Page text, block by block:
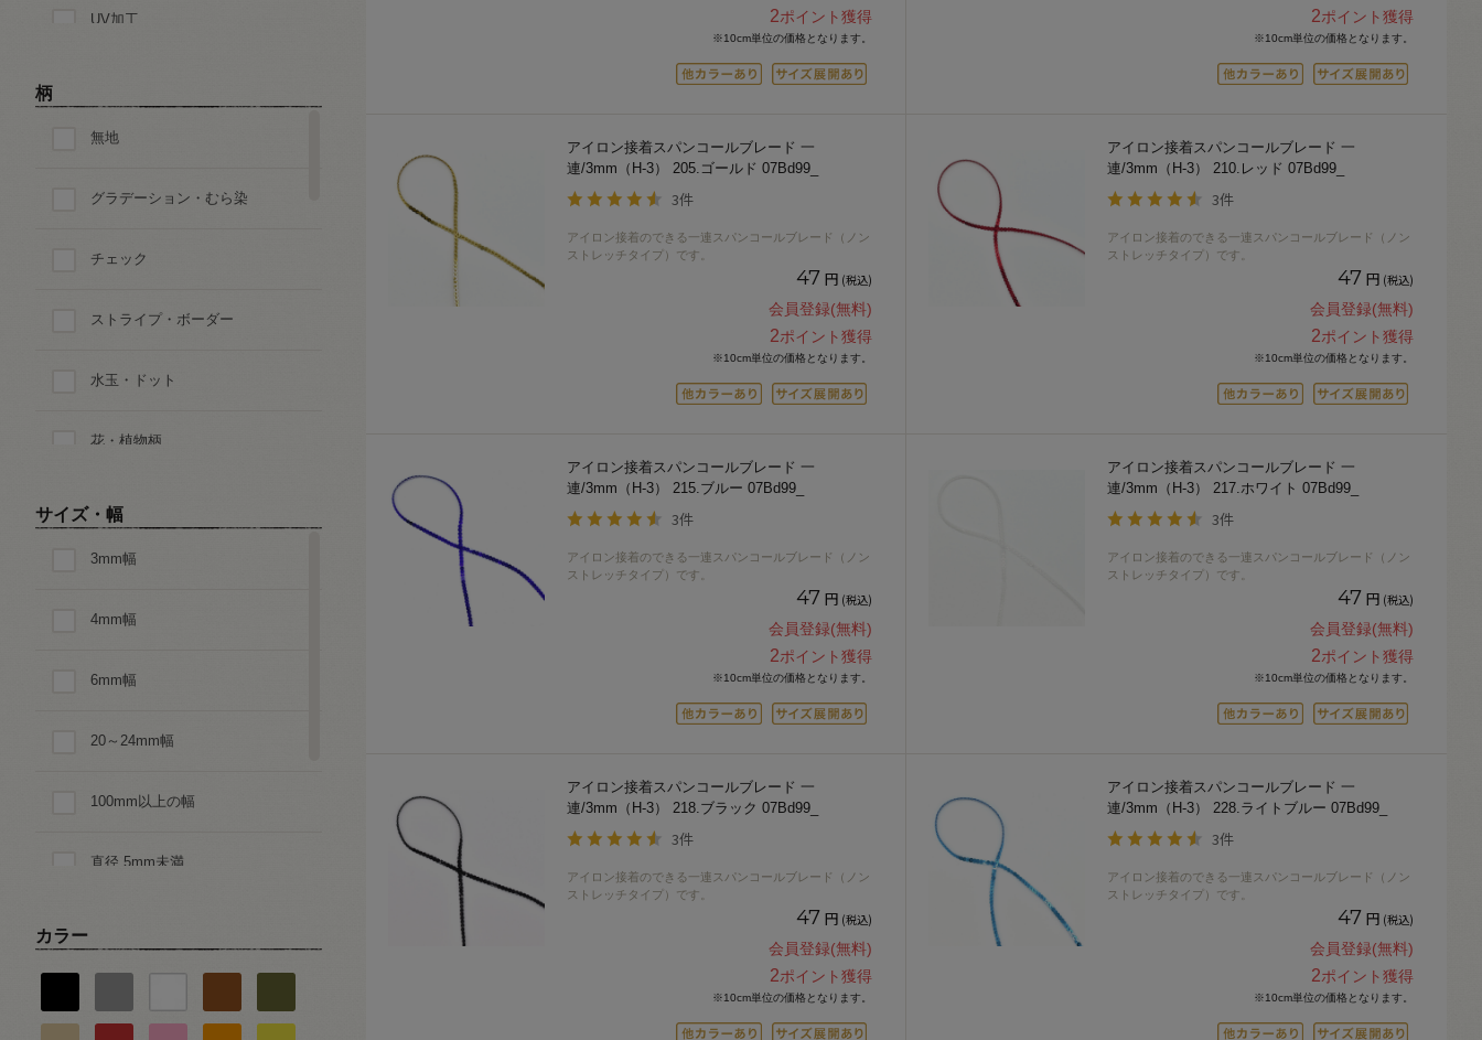
UV加工
柄
無地
グラデーション・むら染
チェック
ストライプ・ボーダー
水玉・ドット
花・植物柄
迷彩・アニマルパターン
ダイヤ・スクエア・幾何学
星・月・宇宙
動物・生き物・恐竜柄
乗り物
ピアノ・音楽
サイズ・幅
3mm幅
4mm幅
6mm幅
20～24mm幅
100mm以上の幅
直径 5mm未満
カラー
2ポイント獲得
※10cm単位の価格となります。
2ポイント獲得
※10cm単位の価格となります。
アイロン接着スパンコールブレード 一
連/3mm（H-3） 205.ゴールド 07Bd99_
3件
アイロン接着のできる一連スパンコールブレード（ノン
ストレッチタイプ）です。
47 円 (税込)
会員登録(無料)
2ポイント獲得
※10cm単位の価格となります。
アイロン接着スパンコールブレード 一
連/3mm（H-3） 210.レッド 07Bd99_
3件
アイロン接着のできる一連スパンコールブレード（ノン
ストレッチタイプ）です。
47 円 (税込)
会員登録(無料)
2ポイント獲得
※10cm単位の価格となります。
アイロン接着スパンコールブレード 一
連/3mm（H-3） 215.ブルー 07Bd99_
3件
アイロン接着のできる一連スパンコールブレード（ノン
ストレッチタイプ）です。
47 円 (税込)
会員登録(無料)
2ポイント獲得
※10cm単位の価格となります。
アイロン接着スパンコールブレード 一
連/3mm（H-3） 217.ホワイト 07Bd99_
3件
アイロン接着のできる一連スパンコールブレード（ノン
ストレッチタイプ）です。
47 円 (税込)
会員登録(無料)
2ポイント獲得
※10cm単位の価格となります。
アイロン接着スパンコールブレード 一
連/3mm（H-3） 218.ブラック 07Bd99_
3件
アイロン接着のできる一連スパンコールブレード（ノン
ストレッチタイプ）です。
47 円 (税込)
会員登録(無料)
2ポイント獲得
※10cm単位の価格となります。
アイロン接着スパンコールブレード 一
連/3mm（H-3） 228.ライトブルー 07Bd99_
3件
アイロン接着のできる一連スパンコールブレード（ノン
ストレッチタイプ）です。
47 円 (税込)
会員登録(無料)
2ポイント獲得
※10cm単位の価格となります。